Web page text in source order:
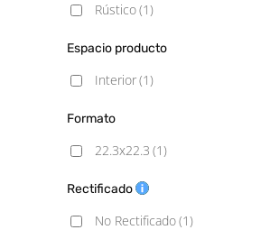
Rústico(1)
Espacio producto
Interior(1)
Formato
22.3x22.3 (1)
Rectificado
No Rectificado(1)